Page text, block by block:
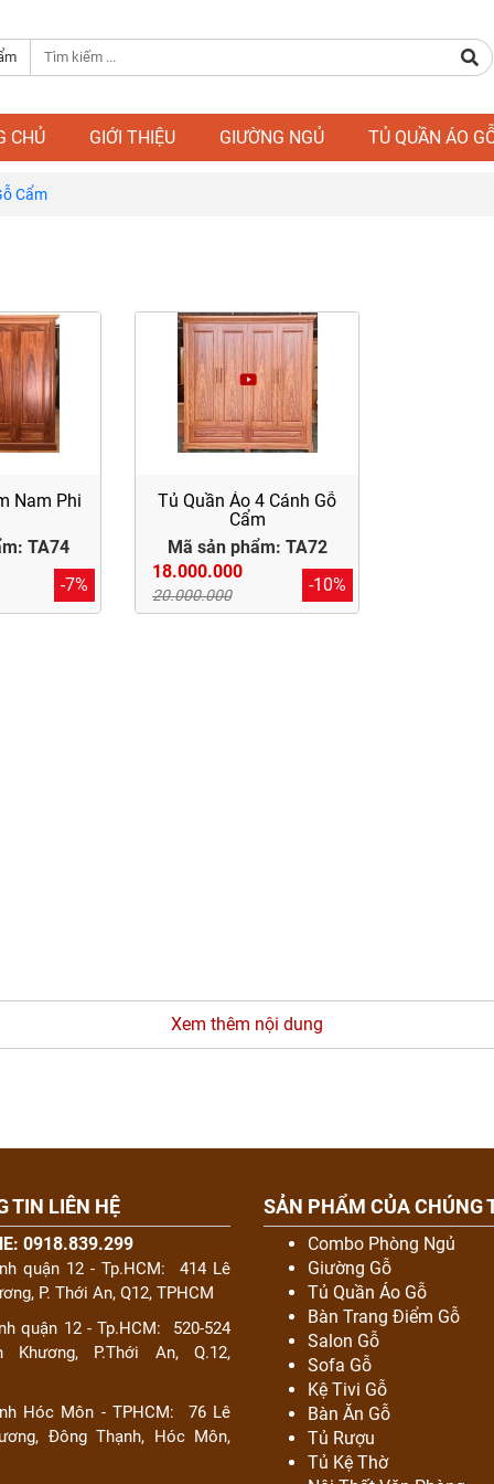
CHỦ GIỚI THIỆU GIƯỜNG NGỦ TỦ QUẦN ÁO
Cẩm
Nam Phi
TA74
-7%
Tủ Quần Áo 4 Cánh Gỗ
Cẩm
Mã sản phẩm: TA72
18.000.000
20.000.000 -10%
Xem thêm nội dung
TIN LIÊN HỆ
0918.839.299
quận 12 - Tp.HCM:
414 Lê
P. Thới An, Q12, TPHCM
quận 12 - Tp.HCM:
520-524
Khương, P.Thới An, Q.12,
Hóc Môn - TPHCM:
76 Lê
Đông Thạnh, Hóc Môn,
SẢN PHẨM CỦA CHÚNG
Combo Phòng Ngủ
Giường Gỗ
Tủ Quần Áo Gỗ
Bàn Trang Điểm Gỗ
Salon Gỗ
Sofa Gỗ
Kệ Tivi Gỗ
Bàn Ăn Gỗ
Tủ Rượu
Tủ Kệ Thờ